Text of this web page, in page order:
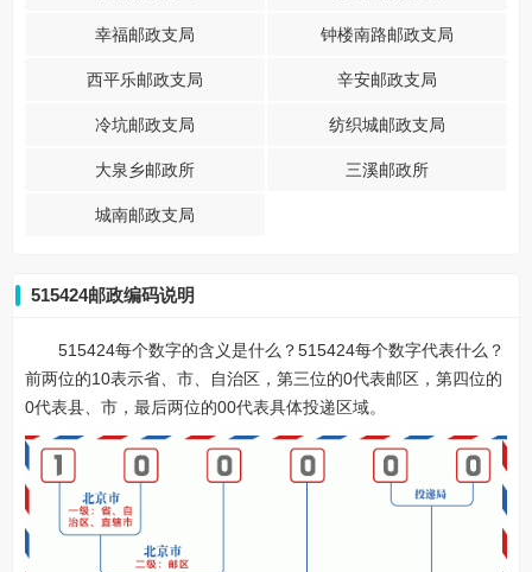
幸福邮政支局 钟楼南路邮政支局
西平乐邮政支局 辛安邮政支局
冷坑邮政支局 纺织城邮政支局
大泉乡邮政所 三溪邮政所
城南邮政支局
515424邮政编码说明
515424每个数字的含义是什么？515424每个数字代表什么？
前两位的10表示省、市、自治区，第三位的0代表邮区，第四位的
0代表县、市，最后两位的00代表具体投递区域。